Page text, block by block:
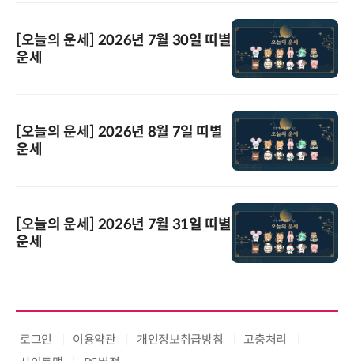
[오늘의 운세] 2026년 7월 30일 띠별
운세
[오늘의 운세] 2026년 8월 7일 띠별
운세
[오늘의 운세] 2026년 7월 31일 띠별
운세
로그인 이용약관 개인정보취급방침
고충처리